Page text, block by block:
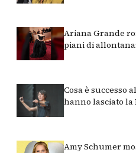
Ariana Grande
piani di
Cosa è successo
hanno lasciato la
Amy Schumer